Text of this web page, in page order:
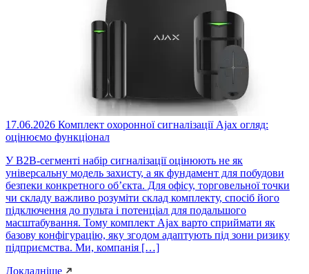
17.06.2026 Комплект охоронної сигналізації Ajax огляд:
оцінюємо функціонал
У B2B-сегменті набір сигналізації оцінюють не як
універсальну модель захисту, а як фундамент для побудови
безпеки конкретного об’єкта. Для офісу, торговельної точки
чи складу важливо розуміти склад комплекту, спосіб його
підключення до пульта і потенціал для подальшого
масштабування. Тому комплект Ajax варто сприймати як
базову конфігурацію, яку згодом адаптують під зони ризику
підприємства. Ми, компанія […]
Докладніше